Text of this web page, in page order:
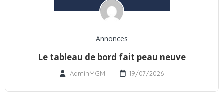
Annonces
Le tableau de bord fait peau neuve
AdminMGM 19/07/2026